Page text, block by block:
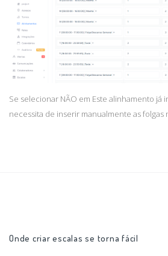
Se selecionar NÃO em Este alinhamento já
necessita de inserir manualmente as folgas
Onde criar escalas se torna fácil